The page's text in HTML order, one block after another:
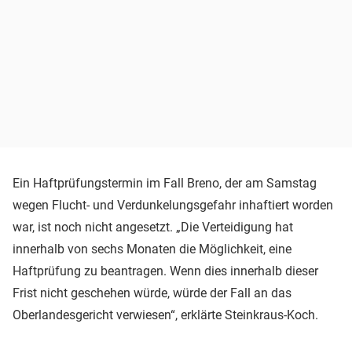
Ein Haftprüfungstermin im Fall Breno, der am Samstag
wegen Flucht- und Verdunkelungsgefahr inhaftiert worden
war, ist noch nicht angesetzt. „Die Verteidigung hat
innerhalb von sechs Monaten die Möglichkeit, eine
Haftprüfung zu beantragen. Wenn dies innerhalb dieser
Frist nicht geschehen würde, würde der Fall an das
Oberlandesgericht verwiesen“, erklärte Steinkraus-Koch.